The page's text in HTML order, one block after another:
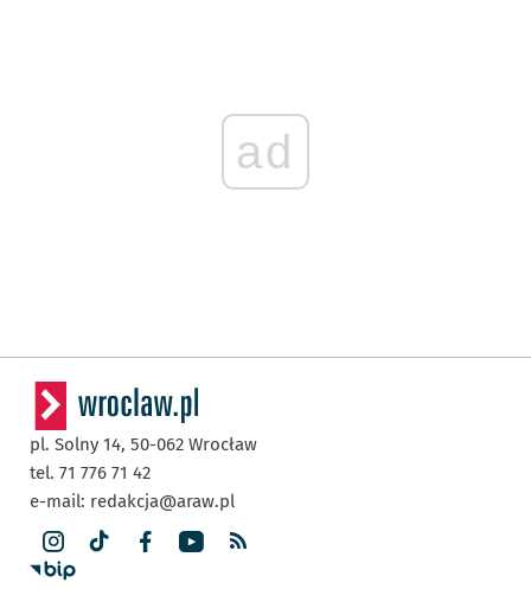
ad
pl. Solny 14, 50-062 Wrocław
tel. 71 776 71 42
e-mail: redakcja@araw.pl